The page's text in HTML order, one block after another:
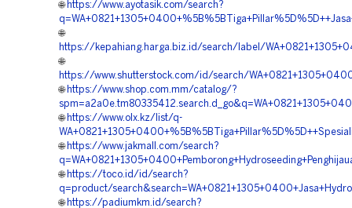
🌐 https://www.ayotasik.com/search?
🌐
https://kepahiang.harga.biz.id/search/label/
🌐
https://www.shutterstock.com/id/search/
🌐 https://www.shop.com.mm/catalog/?
🌐 https://www.olx.kz/list/q-
🌐 https://www.jakmall.com/search?
🌐 https://toco.id/id/search?
q=product/
🌐 https://padiumkm.id/search?